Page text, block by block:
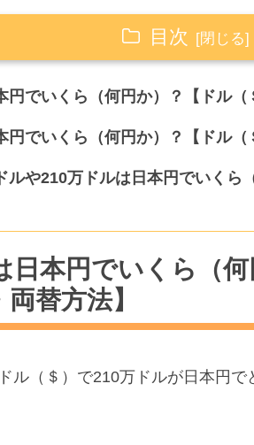
目次
円でいくら（何円か）？【ドル（
円でいくら（何円か）？【ドル（
や210万ドルは日本円でいくら
日本円でいくら（何
替方法】
ル（＄）で210万ドルが日本円